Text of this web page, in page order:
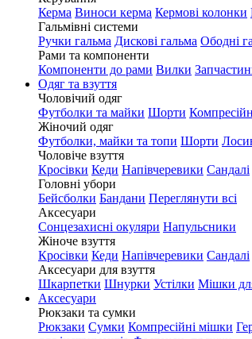
Керма Виноси керма Кермові колонки
Гальмівні системи
Ручки гальма Дискові гальма Ободні
Рами та компоненти
Компоненти до рами Вилки
Одяг та взуття
Чоловічий одяг
Футболки та майки Шорти
Жіночий одяг
Футболки, майки та топи Шорти
Чоловіче взуття
Кросівки Кеди Напівчеревики Сандалі
Головні убори
Бейсболки Бандани Переглянути всі
Аксесуари
Сонцезахисні окуляри Напульсники
Жіноче взуття
Кросівки Кеди Напівчеревики Сандалі
Аксесуари для взуття
Шкарпетки Шнурки Устілки Мішки
Аксесуари
Рюкзаки та сумки
Рюкзаки Сумки Компресійні мішки